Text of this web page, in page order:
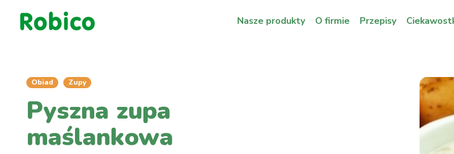
Nasze produkty O firmie Przepisy
Obiad Zupy
Pyszna zupa
maślankowa